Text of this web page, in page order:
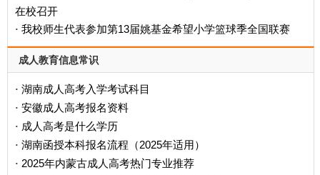
在校召开
· 我校师生代表参加第13届姚基金希望小学篮球季全国联赛
成人教育信息常识
· 湖南成人高考入学考试科目
· 安徽成人高考报名资料
· 成人高考是什么学历
· ‌湖南函授本科报名流程（2025年适用）‌
· 2025年内蒙古成人高考热门专业推荐